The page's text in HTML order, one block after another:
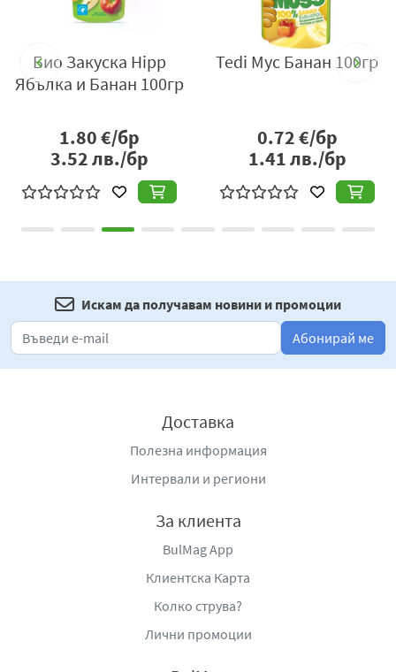
Дистрибутор: Бебелан ООД, гр. София, ул.
Ботевградско шосе №247, тел: 02/4048606, e-
mail:office@bebelan.bg www.bebelan.bg.
Био Закуска Hipp
Ябълка и Банан 100гр
1.80€/бр
3.52лв./бр
Tedi Мус Банан 100гр
0.72€/бр
1.41лв./бр
Искам да получавам новини и промоции
Абонирай ме
Доставка
Полезна информация
Интервали и региони
За клиента
BulMag App
Клиентска Карта
Колко струва?
Лични промоции